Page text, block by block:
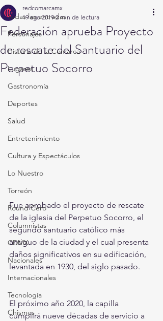
Todas las entradas
Personajes
Historia de la Comarca
Lugares
Gastronomía
Deportes
Salud
Entretenimiento
Cultura y Espectáculos
Lo Nuestro
Torreón
Round Cero
Columnistas
CDMX
Nacionales
Internacionales
Tecnología
Chismes
Federación aprueba Proyecto
de rescate del Santuario del
Perpetuo Socorro
redcomarcamx
19 ago 2019 2 min de lectura
Fue aprobado el proyecto de rescate
de la iglesia del Perpetuo Socorro, el
segundo santuario católico más
antiguo de la ciudad y el cual presenta
daños significativos en su edificación,
levantada en 1930, del siglo pasado.
El próximo año 2020, la capilla
cumplirá nueve décadas de servicio a